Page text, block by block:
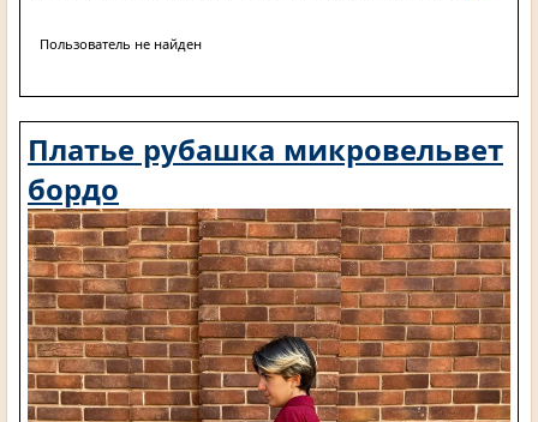
Пользователь не найден
Платье рубашка микровельвет
бордо